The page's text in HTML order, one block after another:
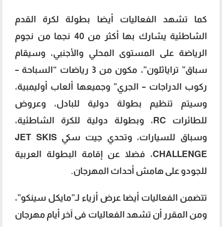
كما تشهد الفعاليات أيضا بطولة لكرة القدم
الشاطئية يشارك بها أكثر من 40 نجما من نجوم
الرياضة على المستوى المحلي والأجنبي، وسيقام
سباق” تراياثلون”، مكون من 3 رياضات “السباحة –
ركوب الدراجات – الجري” وجميعها ألعاب أوليمبية،
وسيتم تنظيم بطولة دولية للبادل، وعروض
للطائرات RC، وبطولة دولية للكرة الشاطئية،
وسباق للسيارات، وتحدي جيت سكي JET SKIS
CHALLENGE، فضلا عن إقامة البطولة العربية
للجودو على هامش أحداث المهرجان.
تتضمن الفعاليات أيضا عرض أزياء لـ”مايكل سينكو”،
ومن المقرر أن تشهد الفعاليات فى آخر أيام مهرجان